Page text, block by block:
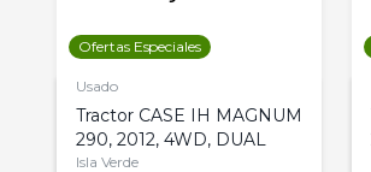
Ofertas Especiales
Usado
Tractor CASE IH MAGNUM
290, 2012, 4WD, DUAL
Isla Verde